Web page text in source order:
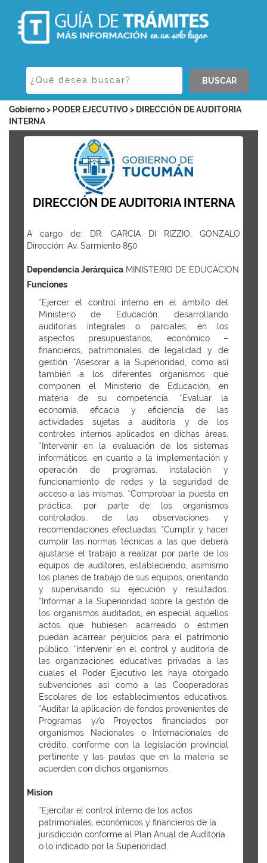
BUSCAR
Gobierno > PODER EJECUTIVO > DIRECCIÓN DE AUDITORIA
INTERNA
DIRECCIÓN DE AUDITORIA INTERNA
A cargo de: DR. GARCIA DI RIZZIO, GONZALO
Dirección: Av. Sarmiento 850
Dependencia Jerárquica MINISTERIO DE EDUCACION
Funciones
*Ejercer el control interno en el ámbito del
Ministerio de Educación, desarrollando
auditorias integrales o parciales, en los
aspectos presupuestarios, económico –
financieros, patrimoniales, de legalidad y de
gestión. *Asesorar a la Superioridad, como así
también a los diferentes organismos que
componen el Ministerio de Educación, en
materia de su competencia. *Evaluar la
economía, eficacia y eficiencia de las
actividades sujetas a auditoría y de los
controles internos aplicados en dichas áreas.
*Intervenir en la evaluación de los sistemas
informáticos, en cuanto a la implementación y
operación de programas, instalación y
funcionamiento de redes y la seguridad de
acceso a las mismas. *Comprobar la puesta en
práctica, por parte de los organismos
controlados, de las observaciones y
recomendaciones efectuadas. *Cumplir y hacer
cumplir las normas técnicas a las que deberá
ajustarse el trabajo a realizar por parte de los
equipos de auditores, estableciendo, asimismo
los planes de trabajo de sus equipos, orientando
y supervisando su ejecución y resultados.
*Informar a la Superioridad sobre la gestión de
los organismos auditados, en especial aquellos
actos que hubiesen acarreado o estimen
puedan acarrear perjuicios para el patrimonio
público. *Intervenir en el control y auditoría de
las organizaciones educativas privadas a las
cuales el Poder Ejecutivo les haya otorgado
subvenciones así como a las Cooperadoras
Escolares de los establecimientos educativos.
*Auditar la aplicación de fondos provenientes de
Programas y/o Proyectos financiados por
organismos Nacionales o Internacionales de
crédito, conforme con la legislación provincial
pertinente y las pautas que en la materia se
acuerden con dichos organismos.
Mision
*Ejercitar el control interno de los actos
patrimoniales, económicos y financieros de la
jurisdicción conforme al Plan Anual de Auditoría
o lo indicado por la Superioridad.